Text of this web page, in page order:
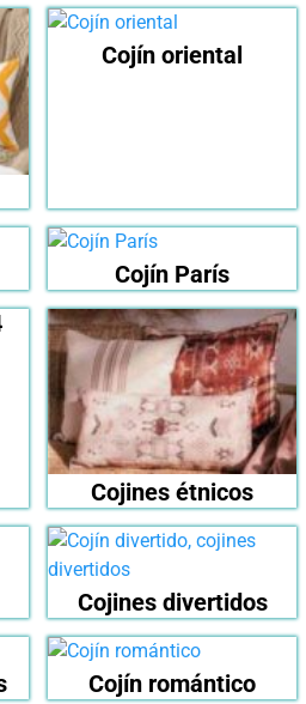
Cojín oriental
Cojín París
Cojines étnicos
Cojines divertidos
Cojín romántico